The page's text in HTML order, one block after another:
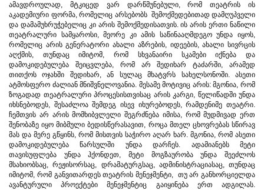
ამავდროულად, მტკიცედ ვარ დარწმუნებული, რომ თეატრის ის
აკადემიური ფორმა, რომელიც არსებობს შემოქმედებითად დამღუპველი
და დამამუხრუჭებელიც კი არის შემოქმედისათვის. ის არის ერთი ნაწილი
თეატრალური სამყაროსი, მეორე კი ამის საწინააღმდეგო უნდა იყოს,
რომელიც არის გენერატორი ახალი აზრების, იდეების, ახალი სივრცის
აღქმის, თუნდაც იმიტომ, რომ სხვანაირი სკამები იქნება და
დამოკიდებულება შეიცვლება, რომ არ შედიხარ ტაძარში, არამედ
თითქოს ოჯახში შედიხარ, ან სულაც მხატვრს სახელსონოში. ასეთი
ატმოსფერო ძალიან მნიშვნელოვანია. მესამე მოტივიც არის: მგონია, რომ
ზოგადად თეატრალური პროცესისთვისაც არის კარგი, წელიწადში უნდა
იხსნებოდეს, შესაძლოა შემდეგ ისევ იხურებოდეს, რამდენიმე თეატრი.
ჩემთვის არ არის მომხიბვლელი შეგრძნება იმისა, რომ მუდმივად ერთ
შენობაზე იყო მიბმული ბედისწერასავით, როცა მთელ ცხოვრებას სწირავ
მას და მერე გწყინს, რომ მისთვის საჭირო აღარ ხარ. მგონია, რომ ასეთი
დამოკიდებულება წარსულში უნდა დარჩეს. ადამიანებს მეტი
თავისუფლება უნდა ჰქონდეთ, მეტი მოგზაურობა უნდა შეეძლოს
მსახიობსაც, რეჟისორსაც, დრამატურგსაც, ადმინისტრაციასაც, თუნდაც
იმიტომ, რომ განვითარდეს თეატრის მენეჯმენტი, თუ არ განხორციელდა
ავანტურული პროექტები მენეჯმენტიც გაიყინება ერთ ადგილას.